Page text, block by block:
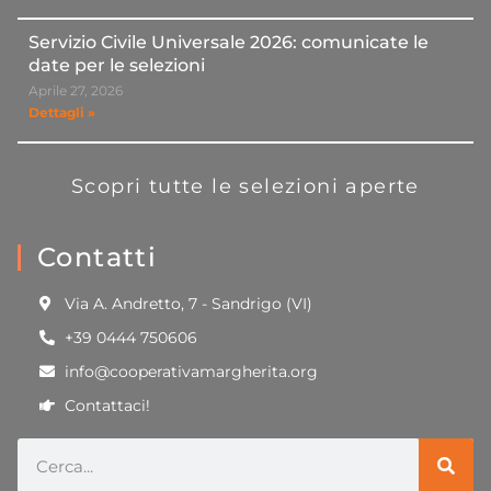
Servizio Civile Universale 2026: comunicate le
date per le selezioni
Aprile 27, 2026
Dettagli »
Scopri tutte le selezioni aperte
Contatti
Via A. Andretto, 7 - Sandrigo (VI)
+39 0444 750606
info@cooperativamargherita.org
Contattaci!